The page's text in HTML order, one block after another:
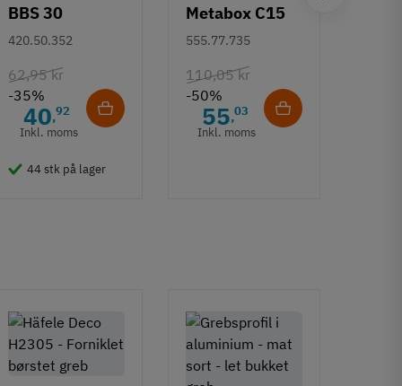
BBS 30
kugleudtræk -
420.50.352
62,95 kr
-35%
40,92
Inkl. moms
44 stk på lager
Metabox C15
320 M - højde
555.77.735
110,05 kr
-50%
55,03
Inkl. moms